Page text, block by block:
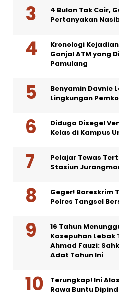
4 Bulan Tak Cair,
Pertanyakan
Kronologi
Ganjal ATM yang
Pamulang
Benyamin Davnie
Lingkungan
Diduga Disegel
Kelas di Kampus
Pelajar Tewas
Stasiun
Geger! Bareskrim
Polres Tangsel
16 Tahun
Kasepuhan
Ahmad Fauzi:
Adat Tahun Ini
Terungkap! Ini
Rawa Buntu